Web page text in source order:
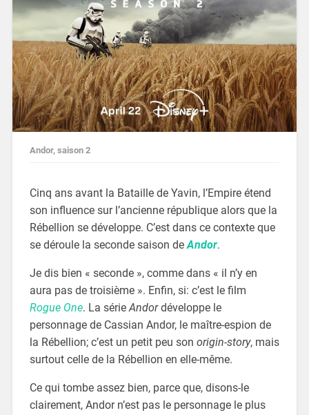
Andor, saison 2
Cinq ans avant la Bataille de Yavin, l’Empire étend
son influence sur l’ancienne république alors que la
Rébellion se développe. C’est dans ce contexte que
se déroule la seconde saison deAndor.
Je dis bien « seconde », comme dans « il n’y en
aura pas de troisième ». Enfin, si: c’est le film
Rogue One. La sérieAndordéveloppe le
personnage de Cassian Andor, le maître-espion de
la Rébellion; c’est un petit peu son origin-story, mais
surtout celle de la Rébellion en elle-même.
Ce qui tombe assez bien, parce que, disons-le
clairement, Andor n’est pas le personnage le plus